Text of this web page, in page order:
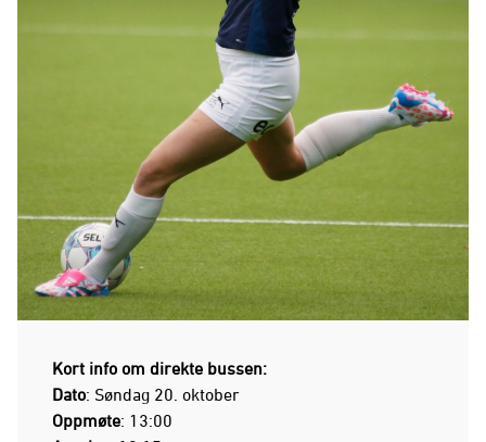
Kort info om direkte bussen:
Dato: Søndag 20. oktober
Oppmøte: 13:00